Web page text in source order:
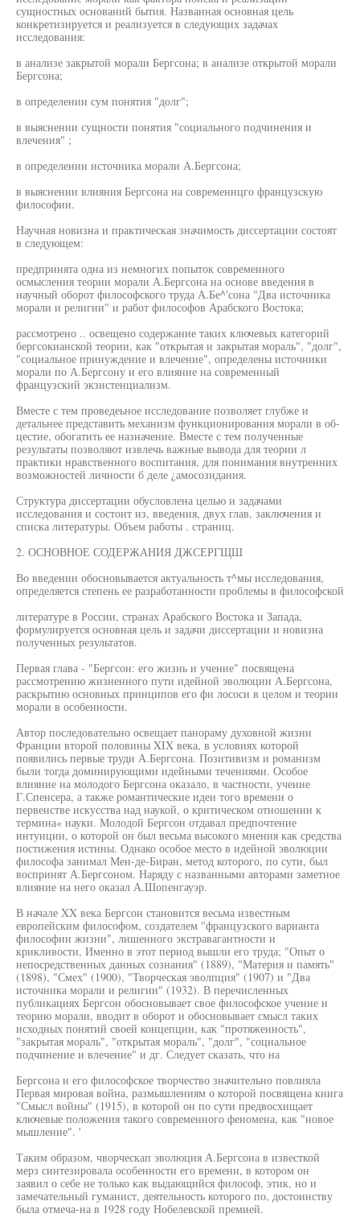
сущностных оснований бытия. Названная основная цель
конкретизируется и реализуется в следующих задачах
исследования:
в анализе закрытой морали Бергсона; в анализе открытой морали
Бергсона;
в определении сум понятия "долг";
в выяснении сущности понятия "социального подчинения и
влечения" ;
в определении источника морали А.Бергсона;
в выяснении влияния Бергсона на современнцго французскую
философии.
Научная новизна и практическая значимость диссертации состоят
в следующем:
предпринята одна из немногих попыток современного
осмысления теории морали А.Бергсона на основе введения в
научный оборот философского труда А.Бе^'сона "Два источника
морали и религии" и работ философов Арабского Востока;
рассмотрено .. освещено содержание таких ключевых категорий
бергсокианской теории, как "открытая и закрытая мораль", "долг",
"социальное принуждение и влечение", определены источники
морали по А.Бергсону и его влияние на современный
французский экзистенциализм.
Вместе с тем проведеьное исследование позволяет глубже и
детальнее представить механизм функционирования морали в об-
цестие, обогатить ее назначение. Вместе с тем полученные
результаты позволяют извлечь важные вывода для теории л
практики нравственного воспитания, для понимания внутренних
возможностей личности б деле ¿амосозидания.
Структура диссертации обусловлена целью и задачами
исследования и состоит из, введения, двух глав, заключения и
списка литературы. Объем работы . страниц.
2. ОСНОВНОЕ СОДЕРЖАНИЯ ДЖСЕРГЩШ
Во введении обосновывается актуальность т^мы исследования,
определяется степень ее разработанности проблемы в философской
литературе в России, странах Арабского Востока и Запада,
формулируется основная цель и задачи диссертации и новизна
полученных результатов.
Первая глава - "Бергсон: его жизнь и учение" посвящена
рассмотрению жизненного пути идейной эволюции А.Бергсона,
раскрытию основных принципов его фи лососи в целом и теории
морали в особенности.
Автор последовательно освещает панораму духовной жизни
Франции второй половины XIX века, в условиях которой
появились первые труди А.Бергсона. Позитивизм и романизм
были тогда доминирующими идейными течениями. Особое
влияние на молодого Бергсона оказало, в частности, учение
Г.Спенсера, а также романтические идеи того времени о
первенстве искусства над наукой, о критическом отношении к
термина« науки. Молодой Бергсон отдавал предпочтение
интуиции, о которой он был весьма высокого мнения как средства
постижения истины. Однако особое место в идейной эволюции
философа занимал Мен-де-Биран, метод которого, по сути, был
воспринят А.Бергсоном. Наряду с названными авторами заметное
влияние на него оказал А.Шопенгауэр.
В начале XX века Бергсон становится весьма известным
европейским философом, создателем "французского варианта
философии жизни", лишенного экстравагантности и
крикливости, Именно в этот период вышли его труда; "Опыт о
непосредственных данных сознания" (1889), "Материя и память"
(1898), "Смех" (1900), "Творческая эволпция" (1907) и "Два
источника морали и религии" (1932). В перечисленных
публикациях Бергсон обосновывает свое философское учение и
теорию морали, вводит в оборот и обосновывает смысл таких
исходных понятий своей концепции, как "протяженность",
"закрытая мораль", "открытая мораль", "долг", "социальное
подчинение и влечение" и дг. Следует сказать, что на
Бергсона и его философское творчество значительно повлияла
Первая мировая война, размышлениям о которой посвящена книга
"Смысл войны" (1915), в которой он по сути предвосхищает
ключевые положения такого современного феномена, как "новое
мышление". '
Таким образом, чворческап эволюция А.Бергсона в известкой
мерз синтезировала особенности его времени, в котором он
заявил о себе не только как выдающийся философ, этик, но и
замечательный гуманист, деятельность которого по, достоинству
была отмеча-на в 1928 году Нобелевской премией.